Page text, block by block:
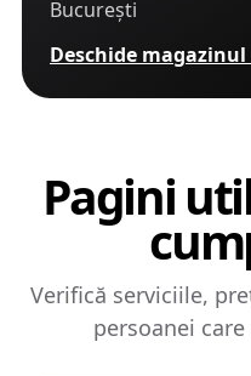
București
Deschide
Pagini
Verifică serviciile,
persoanei